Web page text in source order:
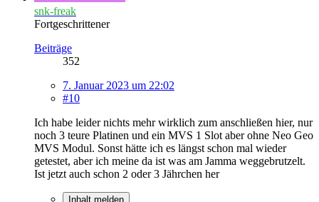
snk-freak
Fortgeschrittener
Beiträge
352
7. Januar 2023 um 22:02
#10
Ich habe leider nichts mehr wirklich zum anschließen hier, nur
noch 3 teure Platinen und ein MVS 1 Slot aber ohne Neo Geo
MVS Modul. Sonst hätte ich es längst schon mal wieder
getestet, aber ich meine da ist was am Jamma weggebrutzelt.
Ist jetzt auch schon 2 oder 3 Jährchen her
Inhalt melden